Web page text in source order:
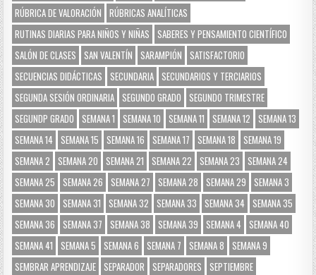
RÚBRICA DE VALORACIÓN
RÚBRICAS ANALÍTICAS
RUTINAS DIARIAS PARA NIÑOS Y NIÑAS
SABERES Y PENSAMIENTO CIENTÍFICO
SALÓN DE CLASES
SAN VALENTÍN SARAMPIÓN
SATISFACTORIO
SECUENCIAS DIDÁCTICAS
SECUNDARIA SECUNDARIOS Y TERCIARIOS
SEGUNDA SESIÓN ORDINARIA SEGUNDO GRADO
SEGUNDO TRIMESTRE
SEGUNDP GRADO
SEMANA 1 SEMANA 10 SEMANA 11 SEMANA 12
SEMANA 13
SEMANA 14
SEMANA 15 SEMANA 16 SEMANA 17 SEMANA 18
SEMANA 19
SEMANA 2
SEMANA 20 SEMANA 21 SEMANA 22 SEMANA 23
SEMANA 24
SEMANA 25
SEMANA 26 SEMANA 27 SEMANA 28 SEMANA 29
SEMANA 3
SEMANA 30
SEMANA 31 SEMANA 32 SEMANA 33 SEMANA 34
SEMANA 35
SEMANA 36
SEMANA 37 SEMANA 38 SEMANA 39 SEMANA 4
SEMANA 40
SEMANA 41
SEMANA 5 SEMANA 6 SEMANA 7 SEMANA 8
SEMANA 9
SEMBRAR APRENDIZAJE SEPARADOR SEPARADORES
SEPTIEMBRE